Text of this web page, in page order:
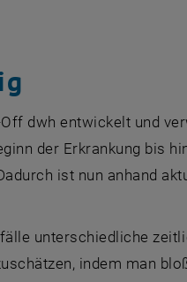
dwh entwickelt und
der Erkrankung bis
ist nun anhand
unterschiedliche
indem man